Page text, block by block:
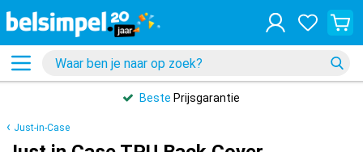
Beste Prijsgarantie
Just-in-Case